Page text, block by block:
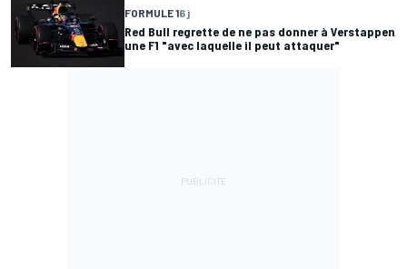
FORMULE 16 j
Red Bull regrette de ne pas donner à Verstappen
une F1 "avec laquelle il peut attaquer"